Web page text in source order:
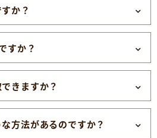
か？
すか？
きますか？
方法があるのですか？